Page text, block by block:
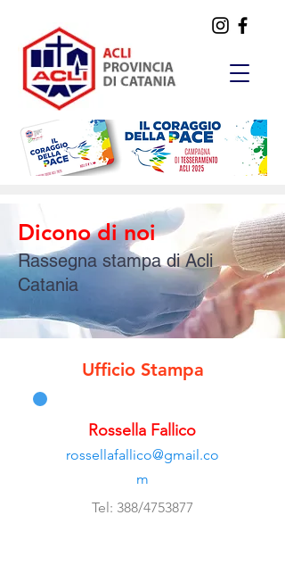
Dicono di noi
Rassegna stampa di Acli
Catania
Ufficio Stampa
Rossella Fallico
rossellafallico@gmail.co
m
Tel: 388/4753877